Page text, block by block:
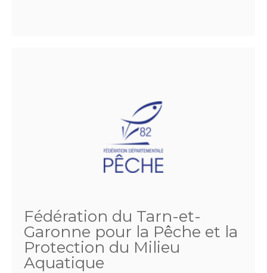
Fédération du Tarn-et-
Garonne pour la Pêche et la
Protection du Milieu
Aquatique